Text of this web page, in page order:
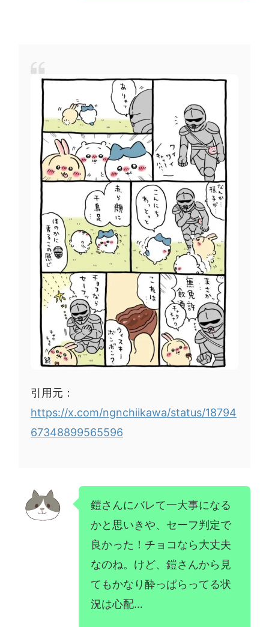
引用元：
https://x.com/ngnchiikawa/status/18794
67348899565596
鎧さんにバレて一大事になる
かと思いきや、セーフ判定で
良かった！チョコなら大丈夫
なのね。けど、鎧さんから見
てもかなり酔っぱらってる状
況は心配…